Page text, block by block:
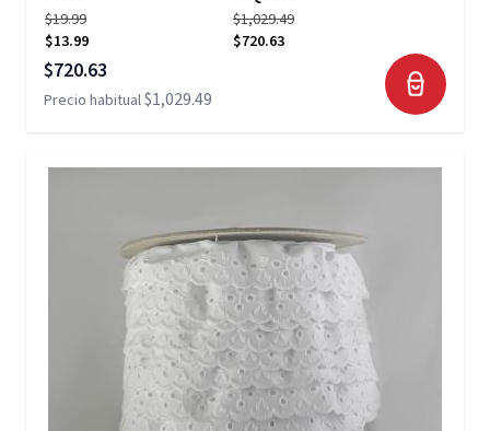
$19.99
$13.99
$1,029.49
$720.63
Precio especial
$720.63
Precio habitual$1,029.49